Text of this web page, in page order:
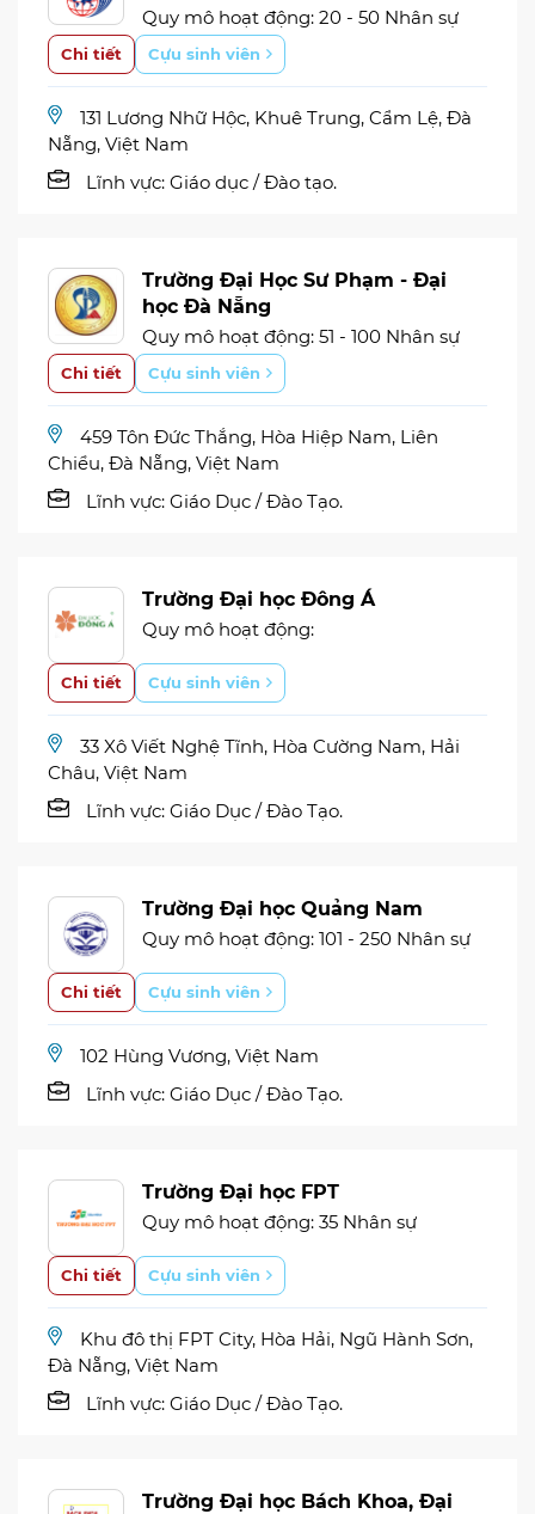
Quy mô hoạt động: 20 - 50 Nhân sự
Chi tiết Cựu sinh viên
131 Lương Nhữ Hộc, Khuê Trung, Cẩm Lệ, Đà
Nẵng, Việt Nam
Lĩnh vực: Giáo dục / Đào tạo.
Trường Đại Học Sư Phạm - Đại
học Đà Nẵng
Quy mô hoạt động: 51 - 100 Nhân sự
Chi tiết Cựu sinh viên
459 Tôn Đức Thắng, Hòa Hiệp Nam, Liên
Chiểu, Đà Nẵng, Việt Nam
Lĩnh vực: Giáo Dục / Đào Tạo.
Trường Đại học Đông Á
Quy mô hoạt động:
Chi tiết Cựu sinh viên
33 Xô Viết Nghệ Tĩnh, Hòa Cường Nam, Hải
Châu, Việt Nam
Lĩnh vực: Giáo Dục / Đào Tạo.
Trường Đại học Quảng Nam
Quy mô hoạt động: 101 - 250 Nhân sự
Chi tiết Cựu sinh viên
102 Hùng Vương, Việt Nam
Lĩnh vực: Giáo Dục / Đào Tạo.
Trường Đại học FPT
Quy mô hoạt động: 35 Nhân sự
Chi tiết Cựu sinh viên
Khu đô thị FPT City, Hòa Hải, Ngũ Hành Sơn,
Đà Nẵng, Việt Nam
Lĩnh vực: Giáo Dục / Đào Tạo.
Trường Đại học Bách Khoa, Đại